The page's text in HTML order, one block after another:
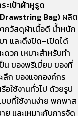
ะเป๋าผ้าหูรูด
Bag) ผลิต
กวัสดุผ้าเนื้อดี น้ำหนัก
า และดึงปิด–เปิดได้
ดวก เหมาะสำหรับทำ
น ของพรีเมี่ยม ของที่
ลึก ของแจกองค์กร
อใช้งานทั่วไป ด้วยรูป
บที่ใช้งานง่าย พกพาส
ย และเหมาะกับการจัด